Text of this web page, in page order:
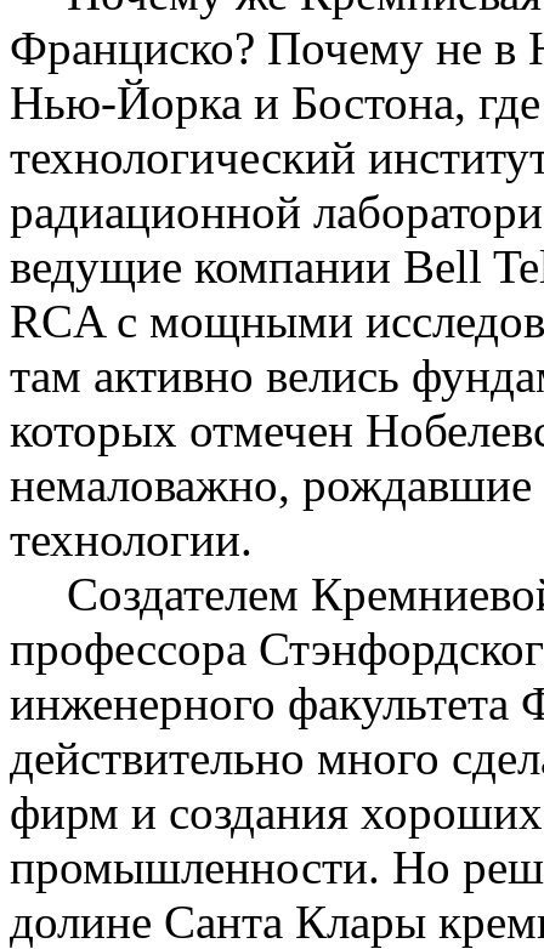
Франциско? Почему не в
Нью-Йорка и Бостона,
технологический
радиационной
ведущие компании Bell
RCA с мощными
там активно велись
которых отмечен
немаловажно,
технологии.
Создателем
профессора
инженерного факультета
действительно много
фирм и создания
промышленности. Но
долине Санта Клары